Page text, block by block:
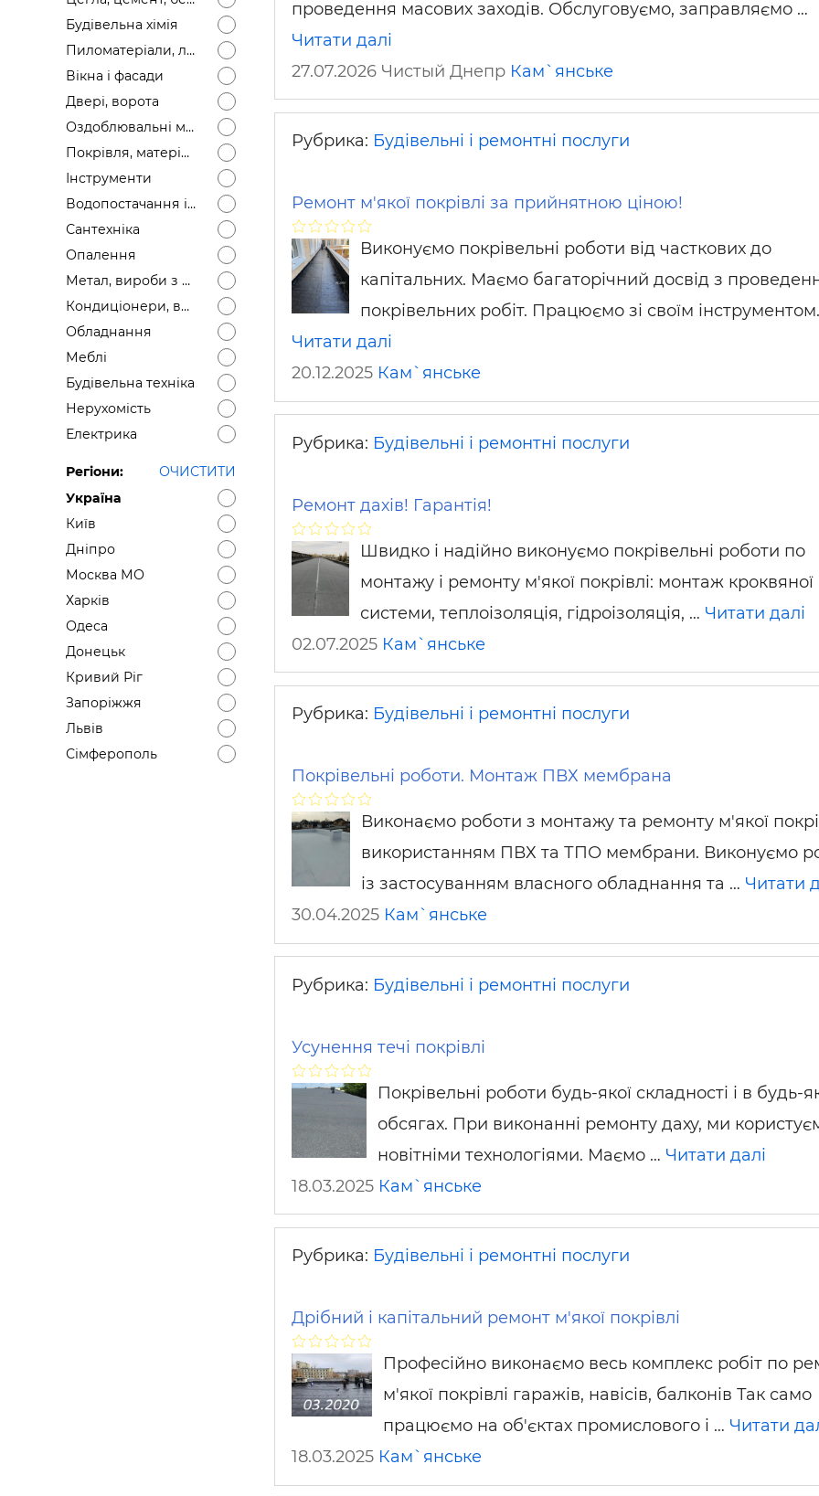
Будівельні і ремонтні послуги
Робота в будівництві
Будівельна хімія
Пиломатеріали, лісоматеріали
Вікна і фасади
Двері, ворота
Оздоблювальні матеріали
Покрівля, матеріали
Інструменти
Водопостачання і каналізація
Сантехніка
Опалення
Метал, вироби з металу
Кондиціонери, вентиляція
Обладнання
Меблі
Будівельна техніка
Нерухомість
Електрика
Регіони:
ОЧИСТИТИ
Україна
Київ
Дніпро
Москва МО
Харків
Одеса
Донецьк
Кривий Ріг
Запоріжжя
Львів
Сімферополь
проведення масових заходів. Обслуговуємо, заправляємо …
Читати далі
27.07.2026 Чистый Днепр Кам`янське
Рубрика: Будівельні і ремонтні послуги
Ремонт м'якої покрівлі за прийнятною ціною!
Виконуємо покрівельні роботи від часткових до
капітальних. Маємо багаторічний досвід з
покрівельних робіт. Працюємо зі своїм
Читати далі
20.12.2025 Кам`янське
Рубрика: Будівельні і ремонтні послуги
Ремонт дахів! Гарантія!
Швидко і надійно виконуємо покрівельні роботи по
монтажу і ремонту м'якої покрівлі: монтаж кроквяної
системи, теплоізоляція, гідроізоляція, … Читати далі
02.07.2025 Кам`янське
Рубрика: Будівельні і ремонтні послуги
Покрівельні роботи. Монтаж ПВХ мембрана
Виконаємо роботи з монтажу та ремонту м'якої
використанням ПВХ та ТПО мембрани. Виконуємо
із застосуванням власного обладнання та … Читати
30.04.2025 Кам`янське
Рубрика: Будівельні і ремонтні послуги
Усунення течі покрівлі
Покрівельні роботи будь-якої складності і в будь-
обсягах. При виконанні ремонту даху, ми
новітніми технологіями. Маємо … Читати далі
18.03.2025 Кам`янське
Рубрика: Будівельні і ремонтні послуги
Дрібний і капітальний ремонт м'якої покрівлі
Професійно виконаємо весь комплекс робіт по
м'якої покрівлі гаражів, навісів, балконів Так само
працюємо на об'єктах промислового і … Читати
18.03.2025 Кам`янське